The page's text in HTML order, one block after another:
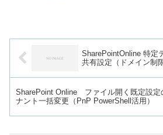
SharePointOnline 特定
共有設定（ドメイン制
SharePoint Online ファイル開く既定設定
ナント一括変更（PnP PowerShell活用）